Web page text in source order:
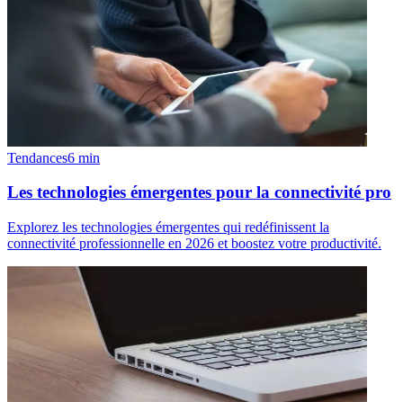
Tendances6 min
Les technologies émergentes pour la connectivité pro
Explorez les technologies émergentes qui redéfinissent la
connectivité professionnelle en 2026 et boostez votre productivité.